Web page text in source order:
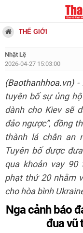
THẾ GIỚI
Nhật Lệ
2026-04-27 15:03:00
(Baothanhhoa.vn)-
tuyên bố sự ủng
dành cho Kiev sẽ
đảo ngược”, đồng
thành lá chắn an
Tuyên bố được
qua khoản vay 90
phạt thứ 20 nhằm
cho hòa bình
Nga cảnh báo
đua vũ